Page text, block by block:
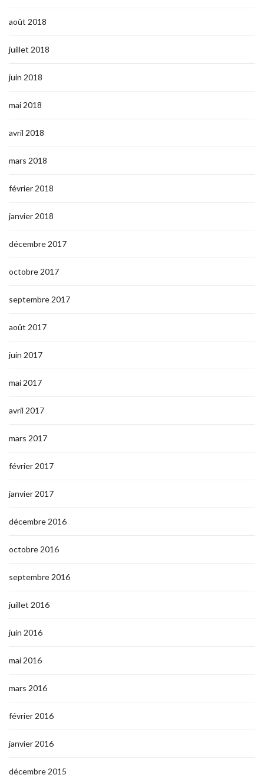
août 2018
juillet 2018
juin 2018
mai 2018
avril 2018
mars 2018
février 2018
janvier 2018
décembre 2017
octobre 2017
septembre 2017
août 2017
juin 2017
mai 2017
avril 2017
mars 2017
février 2017
janvier 2017
décembre 2016
octobre 2016
septembre 2016
juillet 2016
juin 2016
mai 2016
mars 2016
février 2016
janvier 2016
décembre 2015